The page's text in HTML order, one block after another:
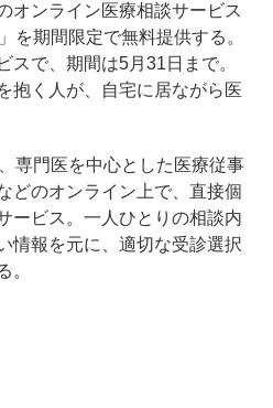
オンライン医療相談サービス
を期間限定で無料提供する。
スで、期間は5月31日まで。
抱く人が、自宅に居ながら医
専門医を中心とした医療従事
どのオンライン上で、直接個
ービス。一人ひとりの相談内
情報を元に、適切な受診選択
。